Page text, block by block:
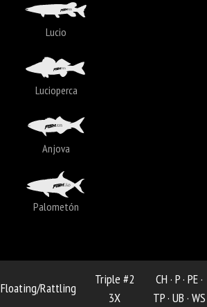
Lucio
Lucioperca
Anjova
Palometón
Floating/Rattling
Triple #2
3X
CH · P · PE ·
TP · UB · WS